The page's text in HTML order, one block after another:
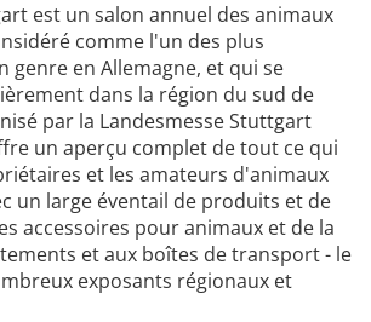
est un salon annuel des animaux
comme l'un des plus
genre en Allemagne, et qui se
dans la région du sud de
par la Landesmesse Stuttgart
un aperçu complet de tout ce qui
et les amateurs d'animaux
un large éventail de produits et de
accessoires pour animaux et de la
et aux boîtes de transport - le
exposants régionaux et